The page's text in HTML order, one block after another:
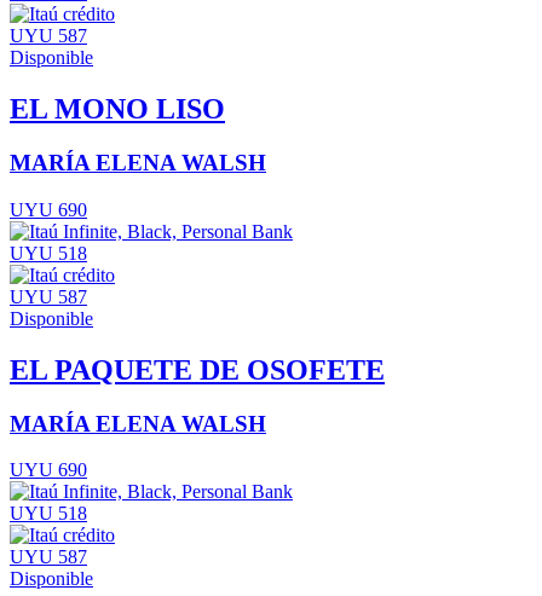
UYU 587
Disponible
EL MONO LISO
MARÍA ELENA WALSH
UYU 690
UYU 518
UYU 587
Disponible
EL PAQUETE DE OSOFETE
MARÍA ELENA WALSH
UYU 690
UYU 518
UYU 587
Disponible